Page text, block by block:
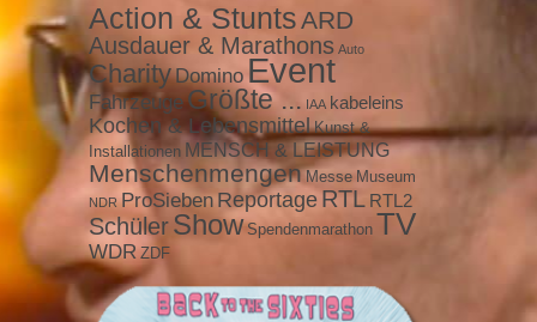
Action & StuntsARD
Ausdauer & Marathons Auto
CharityDomino Event
FahrzeugeGrößte ... IAA kabeleins
Kochen & Lebensmittel Kunst &
Installationen MENSCH & LEISTUNG
Menschenmengen Messe Museum
NDR ProSieben Reportage RTL RTL2
SchülerShow Spendenmarathon TV
WDR ZDF